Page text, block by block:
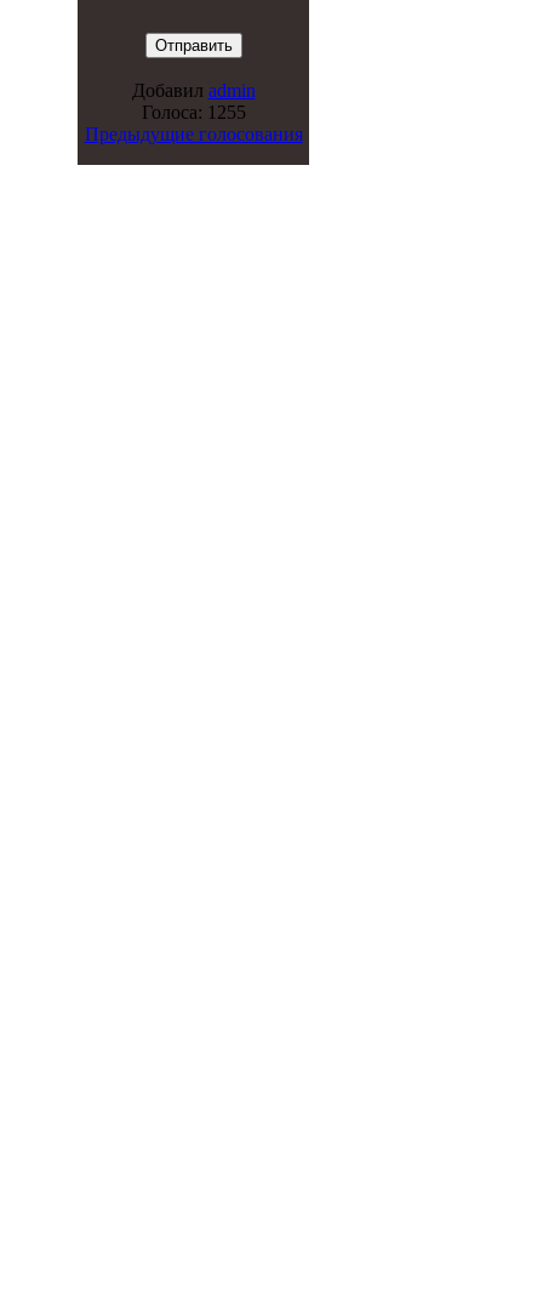
Добавил admin
Голоса: 1255
Предыдущие голосования